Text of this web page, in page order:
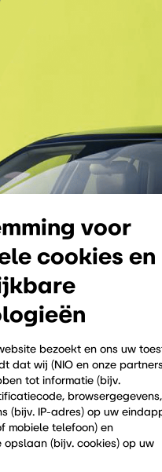
voor
cookies en
bezoekt en ons uw
dat wij (NIO en onze
tot informatie (bijv.
(bijv. IP-adres) op uw
mobiele telefoon) en
opslaan (bijv. cookies) op uw